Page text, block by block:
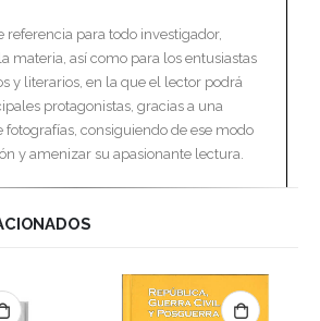
para todo investigador,
materia, así como para los entusiastas
y literarios, en la que el lector podrá
protagonistas, gracias a una
fotografías, consiguiendo de ese modo
y amenizar su apasionante lectura.